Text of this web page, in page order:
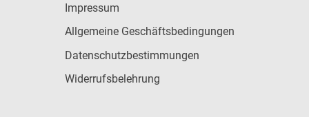
Impressum
Allgemeine Geschäftsbedingungen
Datenschutzbestimmungen
Widerrufsbelehrung